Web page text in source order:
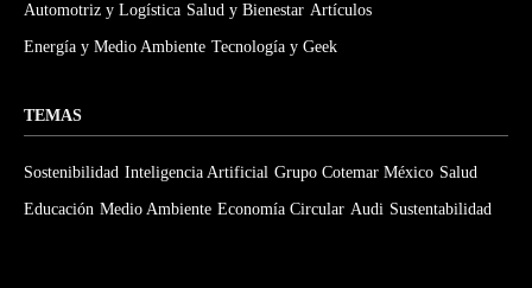
Automotriz y Logística Salud y Bienestar Artículos
Energía y Medio Ambiente Tecnología y Geek
TEMAS
Sostenibilidad Inteligencia Artificial Grupo Cotemar México Salud
Educación Medio Ambiente Economía Circular Audi Sustentabilidad